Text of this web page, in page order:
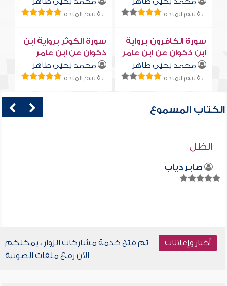
تقييم المادة: تقييم المادة:
سورة الكافرون برواية
ابن ذكوان عن ابن عامر
محمد يحيى طاهر
تقييم المادة:
سورة الكوثر برواية ابن
ذكوان عن ابن عامر
محمد يحيى طاهر
تقييم المادة:
الكتاب المسموع
الظل
صابر دياب
أخبار وإعلانات
تم فتح خدمة مشاركات الزوار ، يمكنكم
الآن رفع ملفات الصوتية